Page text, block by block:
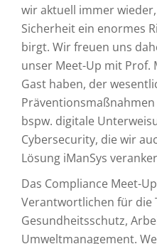
wir aktuell immer
Sicherheit ein enormes
birgt. Wir freuen uns
unser Meet-Up mit Prof.
Gast haben, der
bspw. digitale
Cybersecurity, die wir
Lösung iManSys
Das Compliance Meet-
Verantwortlichen für die
Gesundheitsschutz,
Umweltmanagement.